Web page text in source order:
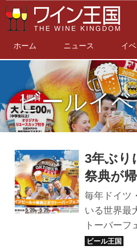
ホーム ニュース イ
ビールイ
3年ぶり
祭典が
5/20（
「日比
スト
毎年ドイツ
いる世界最
トーバーフ
典を模した